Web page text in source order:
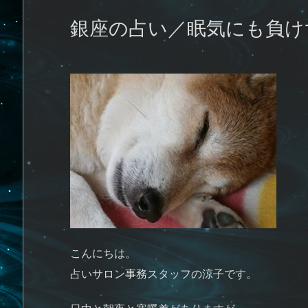
銀座の占い／眠気にも負
こんにちは。
占いサロン事務スタッフの涼子です。